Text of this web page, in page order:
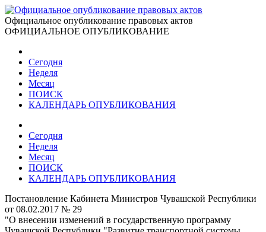
Официальное опубликование правовых актов
ОФИЦИАЛЬНОЕ ОПУБЛИКОВАНИЕ
Сегодня
Неделя
Месяц
ПОИСК
КАЛЕНДАРЬ ОПУБЛИКОВАНИЯ
Сегодня
Неделя
Месяц
ПОИСК
КАЛЕНДАРЬ ОПУБЛИКОВАНИЯ
Постановление Кабинета Министров Чувашской Республики
от 08.02.2017 № 29
"О внесении изменений в государственную программу